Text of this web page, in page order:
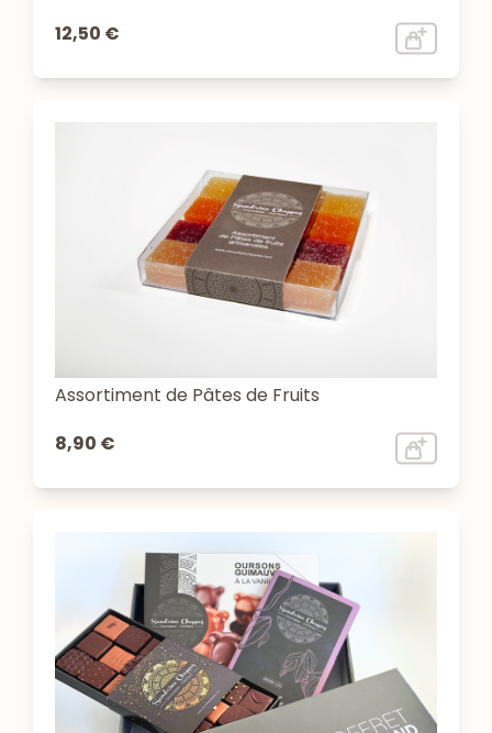
12,50 €
Assortiment de Pâtes de Fruits
8,90 €